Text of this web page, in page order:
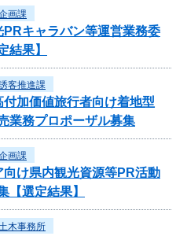
画課
キャラバン等運営業務委
結果】
客推進課
付加価値旅行者向け着地型
業務プロポーザル募集
画課
け県内観光資源等PR活動
【選定結果】
木事務所